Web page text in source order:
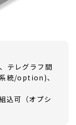
テレグラフ間
統/option)、
込可（オプシ